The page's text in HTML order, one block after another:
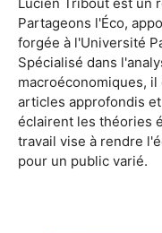
Lucien Tribout est un
Partageons l'Éco,
forgée à l'Université
Spécialisé dans
macroéconomiques,
articles approfondis
éclairent les théories
travail vise à rendre
pour un public varié.